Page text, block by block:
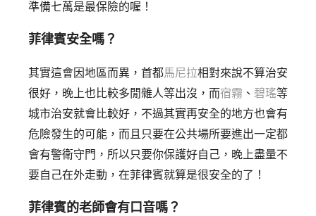
準備七萬是最保險的喔！
菲律賓安全嗎？
其實這會因地區而異，首都馬尼拉相對來說不算治安
很好，晚上也比較多閒雜人等出沒，而宿霧 、 碧瑤等
城市治安就會比較好，不過其實再安全的地方也會有
危險發生的可能，而且只要在公共場所要進出一定都
會有警衛守門，所以只要你保護好自己，晚上盡量不
要自己在外走動，在菲律賓就算是很安全的了！
菲律賓的老師會有口音嗎？